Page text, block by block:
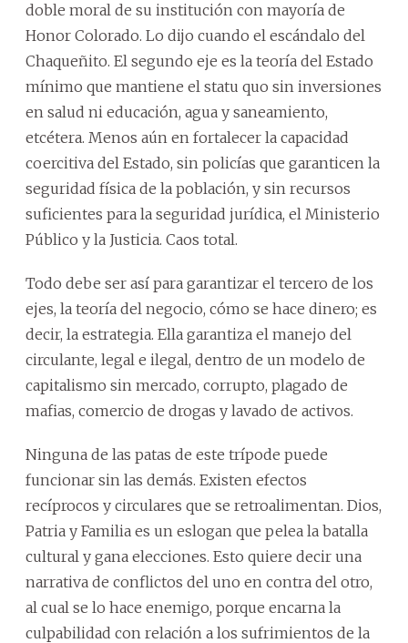
doble moral de su institución con mayoría de
Honor Colorado. Lo dijo cuando el escándalo del
Chaqueñito. El segundo eje es la teoría del Estado
mínimo que mantiene el statu quo sin inversiones
en salud ni educación, agua y saneamiento,
etcétera. Menos aún en fortalecer la capacidad
coercitiva del Estado, sin policías que garanticen la
seguridad física de la población, y sin recursos
suficientes para la seguridad jurídica, el Ministerio
Público y la Justicia. Caos total.
Todo debe ser así para garantizar el tercero de los
ejes, la teoría del negocio, cómo se hace dinero; es
decir, la estrategia. Ella garantiza el manejo del
circulante, legal e ilegal, dentro de un modelo de
capitalismo sin mercado, corrupto, plagado de
mafias, comercio de drogas y lavado de activos.
Ninguna de las patas de este trípode puede
funcionar sin las demás. Existen efectos
recíprocos y circulares que se retroalimentan. Dios,
Patria y Familia es un eslogan que pelea la batalla
cultural y gana elecciones. Esto quiere decir una
narrativa de conflictos del uno en contra del otro,
al cual se lo hace enemigo, porque encarna la
culpabilidad con relación a los sufrimientos de la